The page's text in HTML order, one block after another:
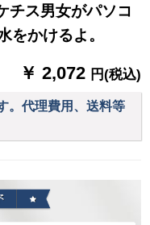
チス男女がパソコ
をかけるよ。
￥ 2,072 円(税込)
。代理費用、送料等